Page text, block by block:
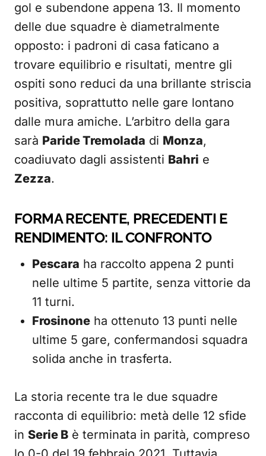
gol e subendone appena 13. Il momento
delle due squadre è diametralmente
opposto: i padroni di casa faticano a
trovare equilibrio e risultati, mentre gli
ospiti sono reduci da una brillante striscia
positiva, soprattutto nelle gare lontano
dalle mura amiche. L’arbitro della gara
sarà Paride Tremolada di Monza,
coadiuvato dagli assistenti Bahri e
Zezza.
FORMA RECENTE, PRECEDENTI E
RENDIMENTO: IL CONFRONTO
Pescara ha raccolto appena 2 punti
nelle ultime 5 partite, senza vittorie da
11 turni.
Frosinone ha ottenuto 13 punti nelle
ultime 5 gare, confermandosi squadra
solida anche in trasferta.
La storia recente tra le due squadre
racconta di equilibrio: metà delle 12 sfide
in Serie B è terminata in parità, compreso